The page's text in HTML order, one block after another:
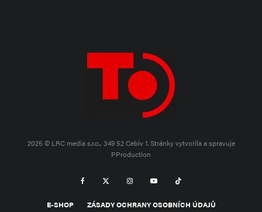
2025 © LRC media s.r.o., 349 52 Cebiv 1.Stránky vytvořila a spravuje
PProduction
E-SHOP ZÁSADY OCHRANY OSOBNÍCH ÚDAJŮ